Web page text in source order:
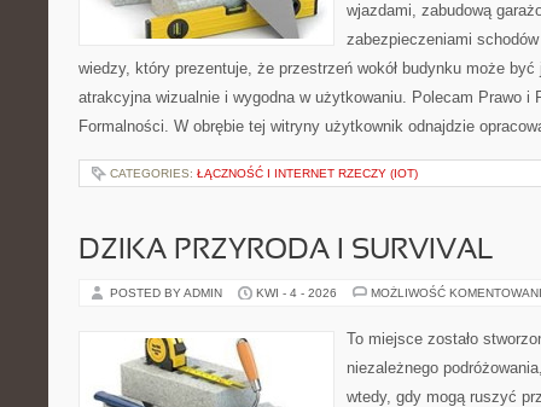
wjazdami, zabudową
zabezpieczeniami
wiedzy, który prezentuje, że przestrzeń wokół budynku może
atrakcyjna wizualnie i wygodna w użytkowaniu. Polecam Prawo i
Formalności. W obrębie tej witryny użytkownik odnajdzie
CATEGORIES: ŁĄCZNOŚĆ I INTERNET RZECZY (IOT)
DZIKA PRZYRODA I SURVIVAL
POSTED BY ADMIN KWI - 4 - 2026 MOŻLIWOŚĆ
To miejsce zostało
niezależnego
wtedy, gdy mogą ruszyć